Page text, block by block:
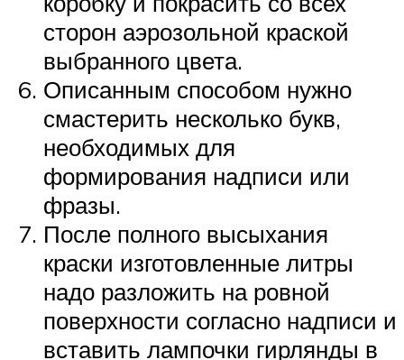
сторон аэрозольной краской
выбранного цвета.
Описанным способом нужно
смастерить несколько букв,
необходимых для
формирования надписи или
фразы.
После полного высыхания
краски изготовленные литры
надо разложить на ровной
поверхности согласно надписи и
вставить лампочки гирлянды в